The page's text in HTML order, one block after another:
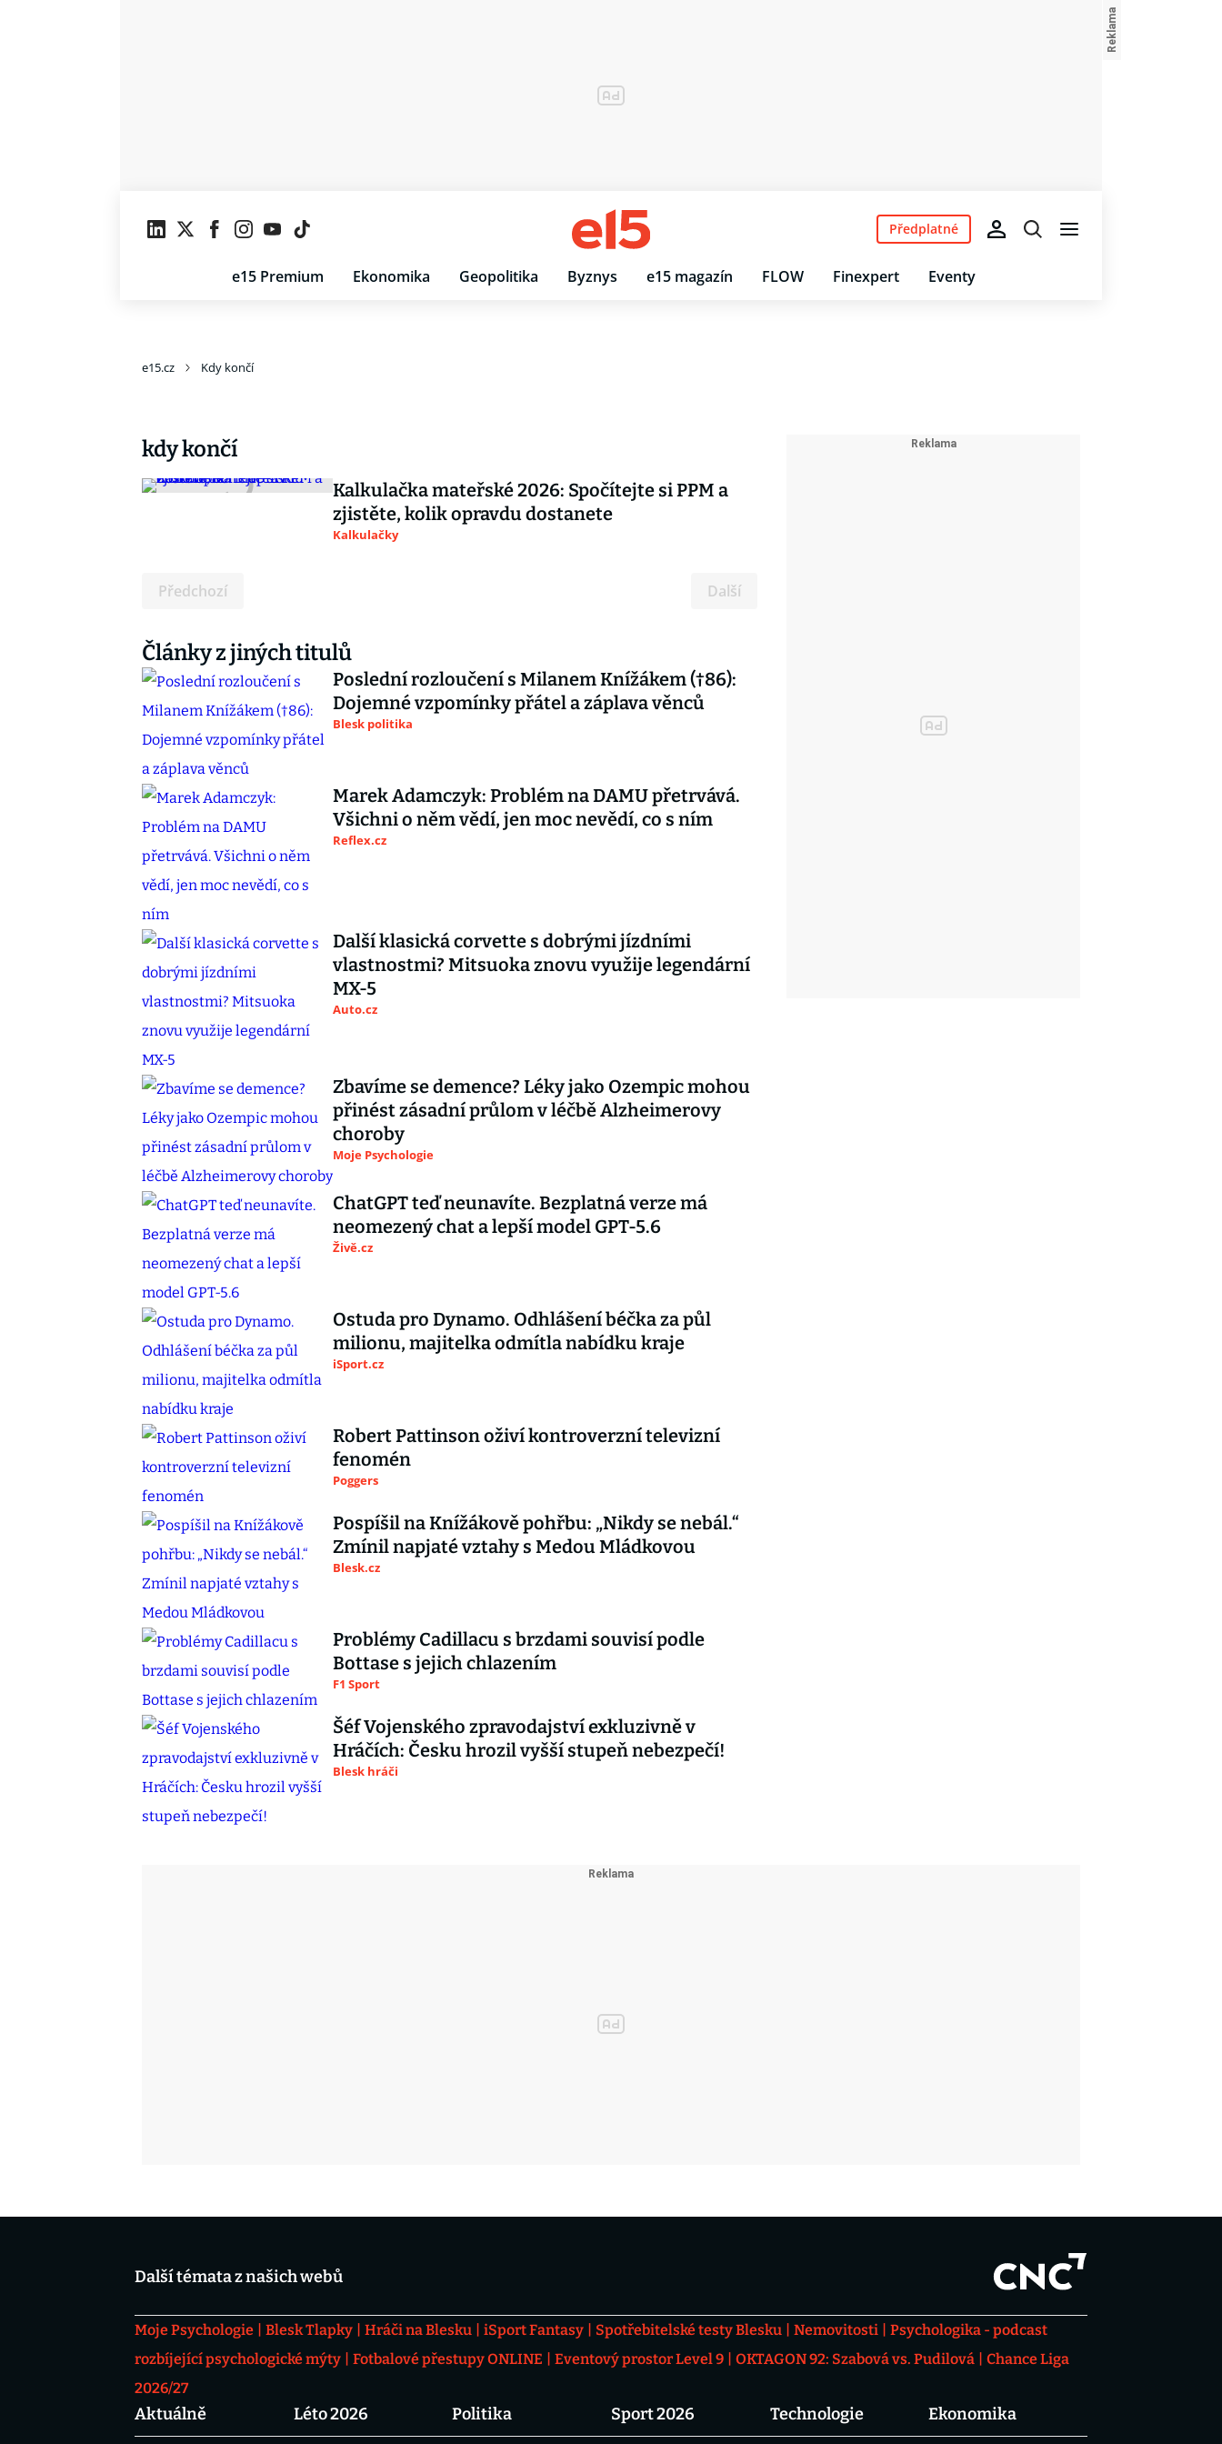
e15 Premium Ekonomika Geopolitika Byznys e15 magazín FLOW Finexpert Eventy
Předplatné
e15.cz Kdy končí
kdy končí
Kalkulačka mateřské 2026: Spočítejte si PPM a
zjistěte, kolik opravdu dostanete
Kalkulačky
Předchozí Další
Články z jiných titulů
Poslední rozloučení s Milanem Knížákem (†86):
Dojemné vzpomínky přátel a záplava věnců
Blesk politika
Marek Adamczyk: Problém na DAMU přetrvává.
Všichni o něm vědí, jen moc nevědí, co s ním
Reflex.cz
Další klasická corvette s dobrými jízdními
vlastnostmi? Mitsuoka znovu využije legendární
MX-5
Auto.cz
Zbavíme se demence? Léky jako Ozempic mohou
přinést zásadní průlom v léčbě Alzheimerovy
choroby
Moje Psychologie
ChatGPT teď neunavíte. Bezplatná verze má
neomezený chat a lepší model GPT-5.6
Živě.cz
Ostuda pro Dynamo. Odhlášení béčka za půl
milionu, majitelka odmítla nabídku kraje
iSport.cz
Robert Pattinson oživí kontroverzní televizní
fenomén
Poggers
Pospíšil na Knížákově pohřbu: „Nikdy se nebál.“
Zmínil napjaté vztahy s Medou Mládkovou
Blesk.cz
Problémy Cadillacu s brzdami souvisí podle
Bottase s jejich chlazením
F1 Sport
Šéf Vojenského zpravodajství exkluzivně v
Hráčích: Česku hrozil vyšší stupeň nebezpečí!
Blesk hráči
Další témata z našich webů
Moje Psychologie Blesk Tlapky Hráči na Blesku iSport Fantasy Spotřebitelské testy Blesku Nemovitosti
Psychologika - podcast
rozbíjející psychologické mýty
Fotbalové přestupy ONLINE Eventový prostor Level 9 OKTAGON 92: Szabová vs. Pudilová
Chance Liga
2026/27
Aktuálně Léto 2026 Politika Sport 2026 Technologie Ekonomika